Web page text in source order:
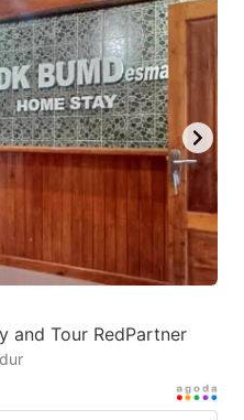
mark
key
to
get
the
keyboard
shortcuts
for
dates.
and Tour RedPartner